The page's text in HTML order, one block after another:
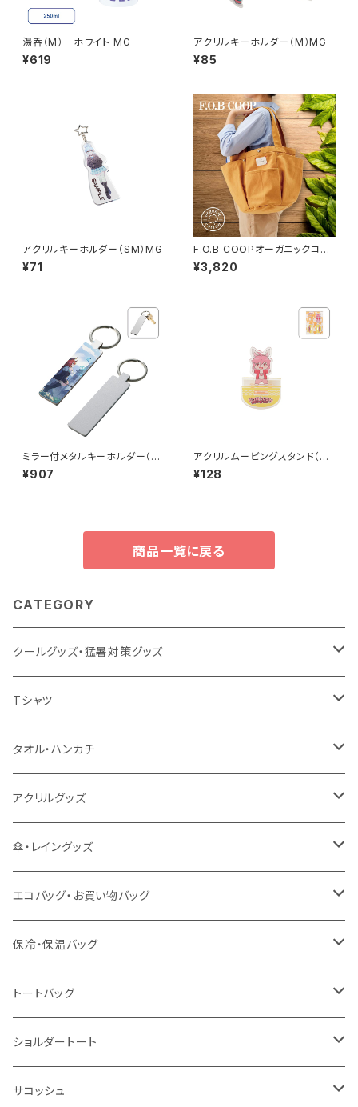
湯呑（M） ホワイト MG
¥619
アクリルキーホルダー（M）MG
¥85
アクリルキーホルダー（SM）MG
¥71
F.O.B COOPオーガニックコッ
トンガーデニングバッグ MG
¥3,820
ミラー付メタルキーホルダー（ス
¥907
アクリルムービングスタンド（S）
MG
¥128
商品一覧に戻る
CATEGORY
クールグッズ・猛暑対策グッズ
扇風機
うちわ
猛暑グッズ
冷感グッズ
Tシャツ
カスタムプリントTシャツ（国内プリント）
イージーオーダーTシャツ（海外生産）
タオル・ハンカチ
名入れタオル
今治タオル
泉州おくばりタオル
冷感タオル
ハンカチ
アクリルグッズ
キーホルダー
スタンド
バッジ
ライティングスタンド
アクリル雑貨
傘・レイングッズ
傘
ポンチョ
エコバッグ・お買い物バッグ
ポリエステル
フェアトレードコットン
ジュートコットン
キャンパス
保冷・保温バッグ
キャンパス
デニム
ポリエステル
トートバッグ
オーガニックコットン
シーチング
フェアトレードコットン
ショルダートート
オーガニックコットン
サコッシュ